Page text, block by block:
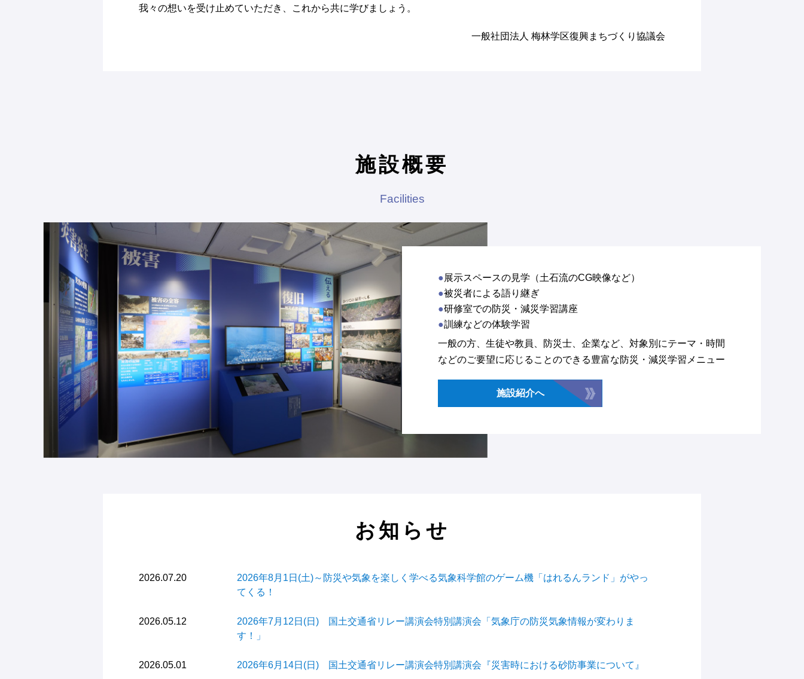
我々の想いを受け止めていただき、これから共に学びましょう。
一般社団法人 梅林学区復興まちづくり協議会
施設概要
Facilities
展示スペースの見学（土石流のCG映像など）
被災者による語り継ぎ
研修室での防災・減災学習講座
訓練などの体験学習
一般の方、生徒や教員、防災士、企業など、対象別にテーマ・時間
などのご要望に応じることのできる豊富な防災・減災学習メニュー
施設紹介へ
お知らせ
2026.07.20
2026年8月1日(土)～防災や気象を楽しく学べる気象科学館のゲーム機「はれるんランド」がやっ
てくる！
2026.05.12
2026年7月12日(日) 国土交通省リレー講演会特別講演会「気象庁の防災気象情報が変わりま
す！」
2026.05.01 2026年6月14日(日) 国土交通省リレー講演会特別講演会『災害時における砂防事業について』